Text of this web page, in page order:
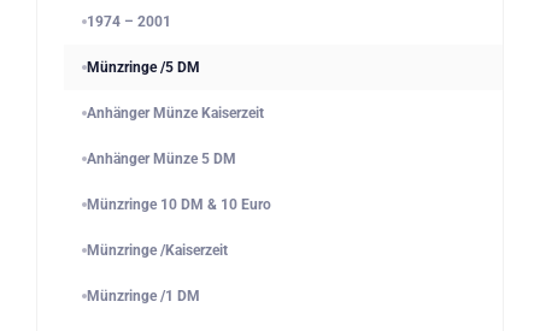
1974 – 2001
Münzringe /5 DM
Anhänger Münze Kaiserzeit
Anhänger Münze 5 DM
Münzringe 10 DM & 10 Euro
Münzringe /Kaiserzeit
Münzringe /1 DM